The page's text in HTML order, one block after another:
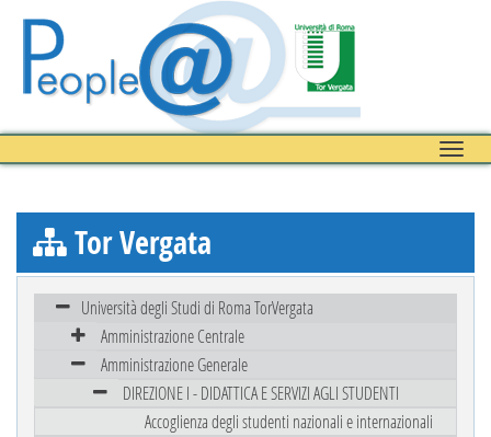
Toggle
Tor Vergata
Università degli Studi di Roma TorVergata
Amministrazione Centrale
Amministrazione Generale
DIREZIONE I - DIDATTICA E SERVIZI AGLI STUDENTI
Accoglienza degli studenti nazionali e internazionali